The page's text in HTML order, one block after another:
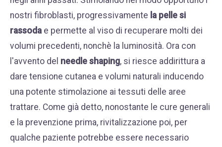
nostri fibroblasti, progressivamente la pelle si
rassoda e permette al viso di recuperare molti dei
volumi precedenti, nonchè la luminosità. Ora con
l'avvento del needle shaping, si riesce addirittura a
dare tensione cutanea e volumi naturali inducendo
una potente stimolazione ai tessuti delle aree
trattare. Come già detto, nonostante le cure generali
e la prevenzione prima, rivitalizzazione poi, per
qualche paziente potrebbe essere necessario